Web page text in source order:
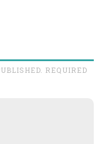
REQUIRED